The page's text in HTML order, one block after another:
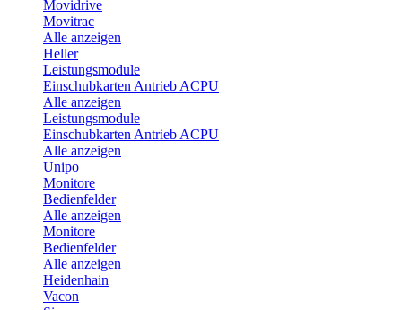
Movidrive
Movitrac
Alle anzeigen
Heller
Leistungsmodule
Einschubkarten Antrieb ACPU
Alle anzeigen
Leistungsmodule
Einschubkarten Antrieb ACPU
Alle anzeigen
Unipo
Monitore
Bedienfelder
Alle anzeigen
Monitore
Bedienfelder
Alle anzeigen
Heidenhain
Vacon